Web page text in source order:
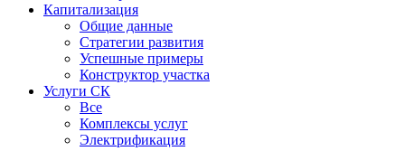
Капитализация
Общие данные
Стратегии развития
Успешные примеры
Конструктор участка
Услуги СК
Все
Комплексы услуг
Электрификация